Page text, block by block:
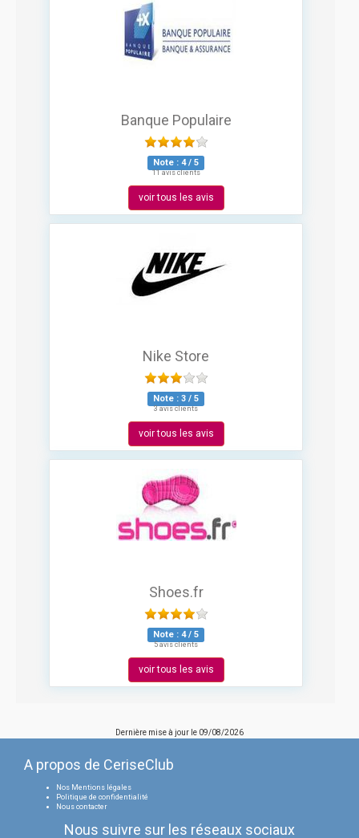
Banque Populaire
Note : 4/ 5
11 avis clients
voir tous les avis
Nike Store
Note : 3 / 5
3 avis clients
voir tous les avis
Shoes.fr
Note : 4/ 5
5 avis clients
voir tous les avis
Dernière mise à jour le 09/08/2026
A propos de CeriseClub
Nos Mentions légales
Politique de confidentialité
Nous contacter
Nous suivre sur les réseaux sociaux